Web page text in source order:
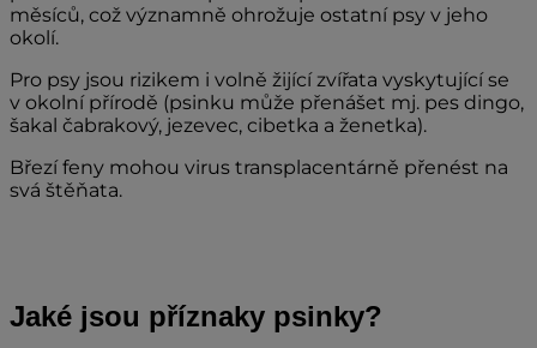
měsíců, což významně ohrožuje ostatní psy v jeho
okolí.
Pro psy jsou rizikem i volně žijící zvířata vyskytující se
v okolní přírodě (psinku může přenášet mj. pes dingo,
šakal čabrakový, jezevec, cibetka a ženetka).
Březí feny mohou virus transplacentárně přenést na
svá štěňata.
Jaké jsou příznaky psinky?